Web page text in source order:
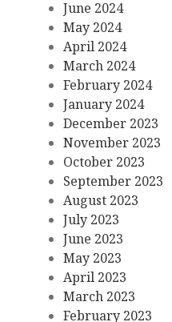
June 2024
May 2024
April 2024
March 2024
February 2024
January 2024
December 2023
November 2023
October 2023
September 2023
August 2023
July 2023
June 2023
May 2023
April 2023
March 2023
February 2023